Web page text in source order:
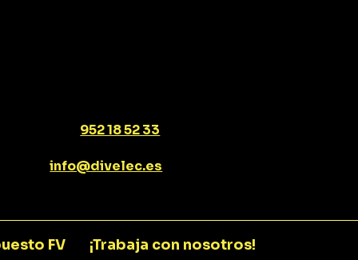
952 18 52 33
info@divelec.es
FV ¡Trabaja con nosotros!